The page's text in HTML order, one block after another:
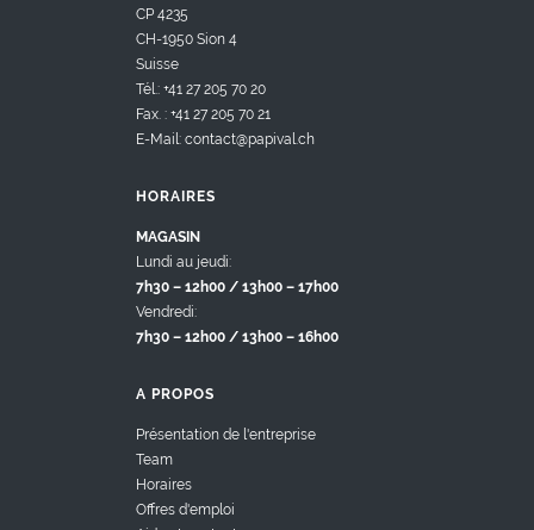
CP 4235
CH-1950 Sion 4
Suisse
Tél.: +41 27 205 70 20
Fax. : +41 27 205 70 21
E-Mail: contact@papival.ch
HORAIRES
MAGASIN
Lundi au jeudi:
7h30 – 12h00 / 13h00 – 17h00
Vendredi:
7h30 – 12h00 / 13h00 – 16h00
A PROPOS
Présentation de l'entreprise
Team
Horaires
Offres d'emploi